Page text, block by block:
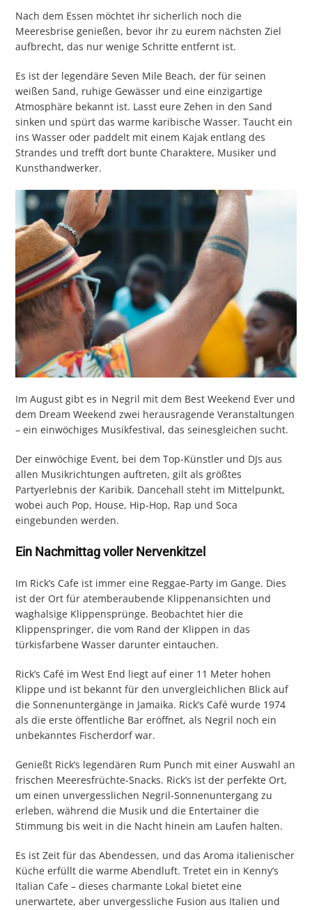
Nach dem Essen möchtet ihr sicherlich noch die
Meeresbrise genießen, bevor ihr zu eurem nächsten Ziel
aufbrecht, das nur wenige Schritte entfernt ist.
Es ist der legendäre Seven Mile Beach, der für seinen
weißen Sand, ruhige Gewässer und eine einzigartige
Atmosphäre bekannt ist. Lasst eure Zehen in den Sand
sinken und spürt das warme karibische Wasser. Taucht ein
ins Wasser oder paddelt mit einem Kajak entlang des
Strandes und trefft dort bunte Charaktere, Musiker und
Kunsthandwerker.
Im August gibt es in Negril mit dem Best Weekend Ever und
dem Dream Weekend zwei herausragende Veranstaltungen
– ein einwöchiges Musikfestival, das seinesgleichen sucht.
Der einwöchige Event, bei dem Top-Künstler und DJs aus
allen Musikrichtungen auftreten, gilt als größtes
Partyerlebnis der Karibik. Dancehall steht im Mittelpunkt,
wobei auch Pop, House, Hip-Hop, Rap und Soca
eingebunden werden.
Ein Nachmittag voller Nervenkitzel
Im Rick’s Cafe ist immer eine Reggae-Party im Gange. Dies
ist der Ort für atemberaubende Klippenansichten und
waghalsige Klippensprünge. Beobachtet hier die
Klippenspringer, die vom Rand der Klippen in das
türkisfarbene Wasser darunter eintauchen.
Rick’s Café im West End liegt auf einer 11 Meter hohen
Klippe und ist bekannt für den unvergleichlichen Blick auf
die Sonnenuntergänge in Jamaika. Rick’s Café wurde 1974
als die erste öffentliche Bar eröffnet, als Negril noch ein
unbekanntes Fischerdorf war.
Genießt Rick’s legendären Rum Punch mit einer Auswahl an
frischen Meeresfrüchte-Snacks. Rick’s ist der perfekte Ort,
um einen unvergesslichen Negril-Sonnenuntergang zu
erleben, während die Musik und die Entertainer die
Stimmung bis weit in die Nacht hinein am Laufen halten.
Es ist Zeit für das Abendessen, und das Aroma italienischer
Küche erfüllt die warme Abendluft. Tretet ein in Kenny’s
Italian Cafe – dieses charmante Lokal bietet eine
unerwartete, aber unvergessliche Fusion aus Italien und